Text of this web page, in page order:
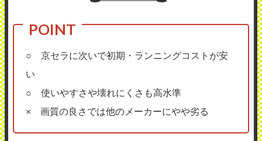
○ 京セラに次いで初期・ランニングコストが安
い
○ 使いやすさや壊れにくさも高水準
× 画質の良さでは他のメーカーにやや劣る